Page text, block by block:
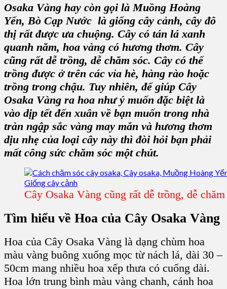
Osaka Vàng hay còn gọi là Muồng Hoàng
Yến, Bò Cạp Nước là giống cây cảnh, cây đô
thị rất được ưa chuộng. Cây có tán lá xanh
quanh năm, hoa vàng có hương thơm. Cây
cũng rất dễ trồng, dễ chăm sóc. Cây có thể
trồng được ở trên các vỉa hè, hàng rào hoặc
trồng trong chậu. Tuy nhiên, để giúp Cây
Osaka Vàng ra hoa như ý muốn đặc biệt là
vào dịp tết đến xuân về bạn muốn trong nhà
tràn ngập sắc vàng may mắn và hương thơm
dịu nhẹ của loại cây này thì đòi hỏi bạn phải
mất công sức chăm sóc một chút.
Cây Osaka Vàng cũng rất dễ trồng, dễ
Tìm hiểu về Hoa của Cây Osaka Vàng
Hoa của Cây Osaka Vàng là dạng chùm hoa
màu vàng buông xuống mọc từ nách lá, dài 30 –
50cm mang nhiều hoa xếp thưa có cuống dài.
Hoa lớn trung bình màu vàng chanh, cánh hoa